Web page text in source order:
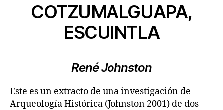
COTZUMALGUAPA,
ESCUINTLA
René Johnston
Este es un extracto de una investigación de
Arqueología Histórica (Johnston 2001) de dos